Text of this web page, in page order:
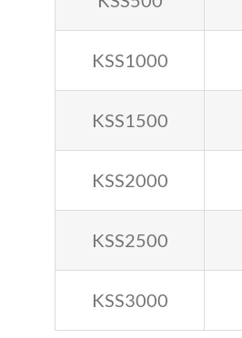
KSS1000
KSS1500
KSS2000
KSS2500
KSS3000